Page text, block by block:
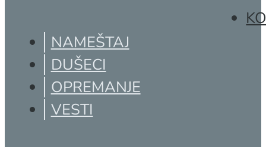
NAMEŠTAJ
DUŠECI
OPREMANJE
VESTI